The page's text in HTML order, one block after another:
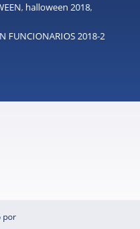
, halloween 2018,
FUNCIONARIOS 2018-2
por